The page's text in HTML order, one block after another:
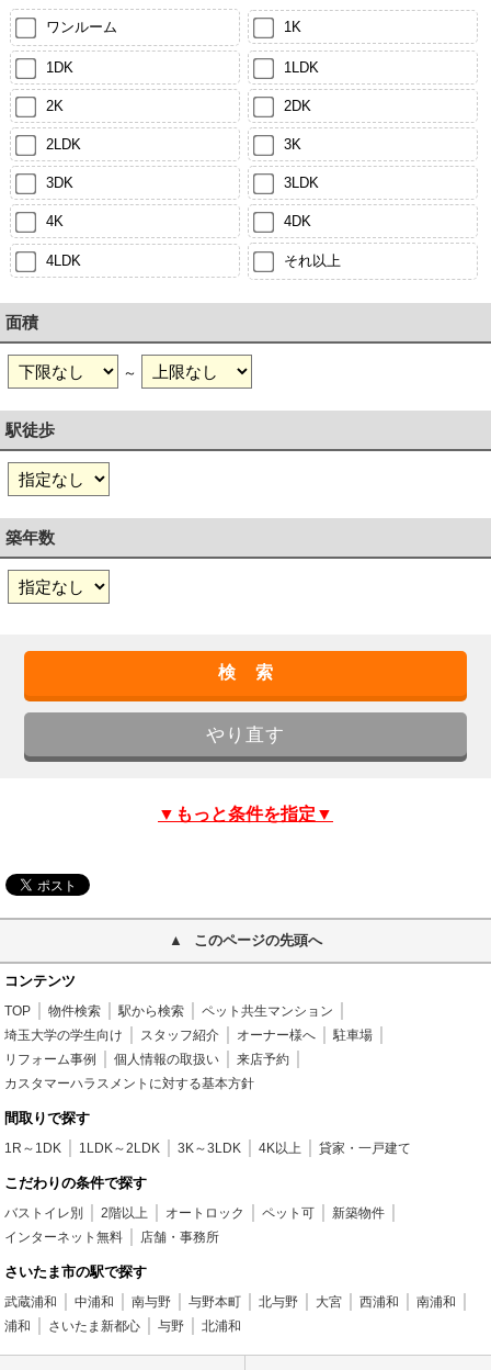
ワンルーム 1K
1DK 1LDK
2K 2DK
2LDK 3K
3DK 3LDK
4K 4DK
4LDK それ以上
面積
～
駅徒歩
築年数
▼もっと条件を指定▼
このページの先頭へ
コンテンツ
TOP 物件検索 駅から検索
ペット共生マンション
埼玉大学の学生向け
スタッフ紹介 オーナー様へ
駐車場
リフォーム事例
個人情報の取扱い
来店予約
カスタマーハラスメントに対する基本方針
間取りで探す
1R～1DK 1LDK～2LDK 3K～3LDK 4K以上 貸家・一戸建て
こだわりの条件で探す
バストイレ別 2階以上 オートロック ペット可
新築物件
インターネット無料
店舗・事務所
さいたま市の駅で探す
武蔵浦和 中浦和 南与野 与野本町 北与野 大宮 西浦和
南浦和
浦和
さいたま新都心 与野 北浦和